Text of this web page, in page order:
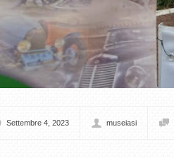
Settembre 4, 2023 museiasi